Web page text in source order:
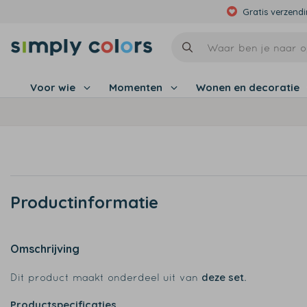
Gratis
Voor wie Momenten Wonen en decoratie
Productinformatie
Omschrijving
Dit product maakt onderdeel uit van deze set.